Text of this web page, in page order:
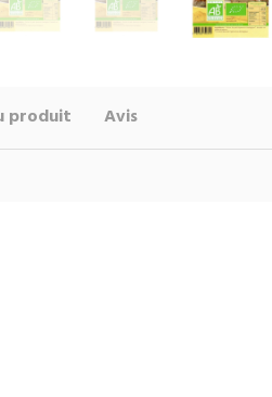
produit Avis